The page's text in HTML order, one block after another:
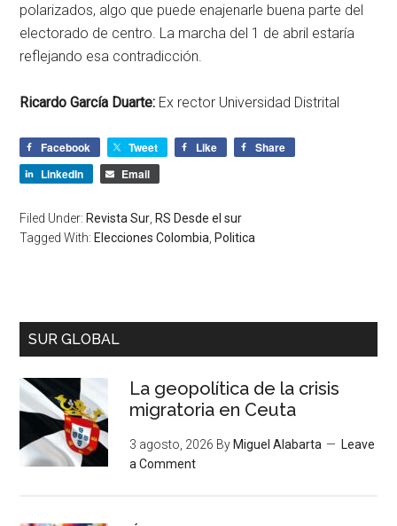
polarizados, algo que puede enajenarle buena parte del
electorado de centro. La marcha del 1 de abril estaría
reflejando esa contradicción.
Ricardo García Duarte: Ex rector Universidad Distrital
Facebook Tweet Like
Share
LinkedIn
Email
Filed Under: Revista Sur RS Desde el sur
Tagged With: Elecciones Colombia Politica
SUR GLOBAL
La geopolítica de la crisis
migratoria en Ceuta
3 agosto, 2026 By Miguel Alabarta
Leave
a Comment